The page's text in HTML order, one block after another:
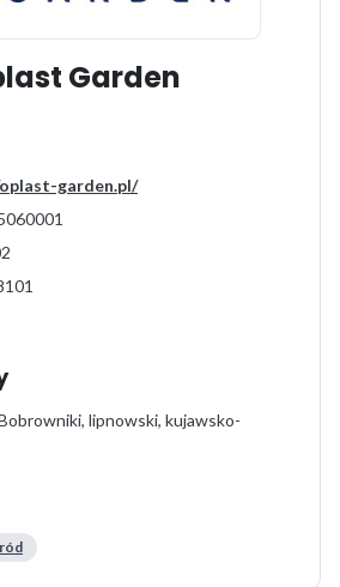
Garden
garden.pl/
lipnowski, kujawsko-